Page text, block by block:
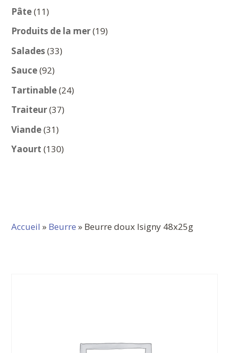
Pâte 1111
produits
Produits de la mer 1919
Salades 3333
Sauce 9292
produits
Tartinable 2424
Traiteur 3737
Viande 3131
produits
Yaourt 130130
Accueil » Beurre » Beurre doux Isigny 48x25g